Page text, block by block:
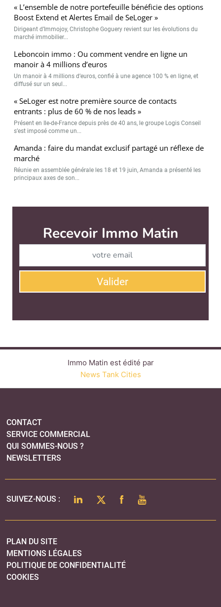
« L’ensemble de notre portefeuille bénéficie des options
Boost Extend et Alertes Email de SeLoger »
Dirigeant d’Immojoy, Christophe Goguery revient sur les évolutions du
marché immobilier...
Leboncoin immo : Ou comment vendre en ligne un
manoir à 4 millions d’euros
Un manoir à 4 millions d’euros, confié à une agence 100 % en ligne, et
diffusé sur un seul...
« SeLoger est notre première source de contacts
entrants : plus de 60 % de nos leads »
Présent en Ile-de-France depuis près de 40 ans, le groupe Logis Conseil
s’est imposé comme un...
Amanda : faire du mandat exclusif partagé un réflexe de
marché
Réunie en assemblée générale les 18 et 19 juin, Amanda a présenté les
principaux axes de son...
Immo Matin est édité par
QUI SOMMES-NOUS ?
LINKEDINTWITTERFACEBOOK
YOUTUBE
MENTIONS LÉGALES
POLITIQUE DE CONFIDENTIALITÉ
COOKIES